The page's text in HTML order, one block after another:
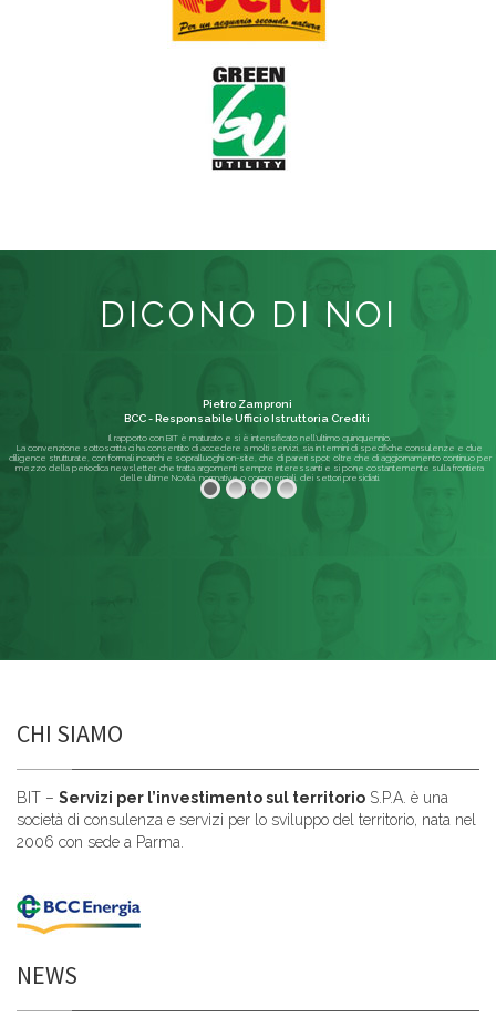
DICONO DI NOI
Il rapporto con BIT è maturato e si è intensificato nell'ultimo quinquennio.
La convenzione sottoscritta ci ha consentito di accedere a molti servizi, sia in termini di specifiche consulenze e due
diligence strutturate, con formali incarichi e sopralluoghi on-site, che di pareri spot; oltre che di aggiornamento continuo per
mezzo della periodica newsletter, che tratta argomenti sempre interessanti e si pone costantemente sulla frontiera
delle ultime Novità, normative o commerciali, dei settori presidiati.
Pietro Zamproni
BCC - Responsabile Ufficio Istruttoria Crediti
Leggi di più
CHI SIAMO
BIT – Servizi per l’investimento sul territorio S.P.A. è una
società di consulenza e servizi per lo sviluppo del territorio, nata nel
2006 con sede a Parma.
NEWS